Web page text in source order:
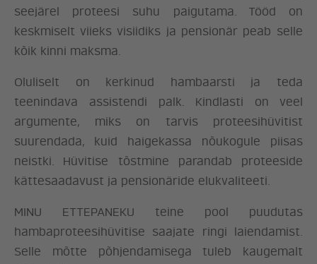
seejärel proteesi suhu paigutama. Tööd on
keskmiselt viieks visiidiks ja pensionär peab selle
kõik kinni maksma.
Oluliselt on kerkinud hambaarsti ja teda
teenindava assistendi palk. Kindlasti on veel
argumente, miks on tarvis proteesihüvitist
suurendada, kuid haigekassa nõukogule piisas
neistki. Hüvitise tõstmine parandab proteeside
kättesaadavust ja pensionäride elukvaliteeti.
MINU ETTEPANEKU teine pool puudutas
hambaproteesihüvitise saajate ringi laiendamist.
Selle mõtte põhjendamisega tuleb kaugemalt